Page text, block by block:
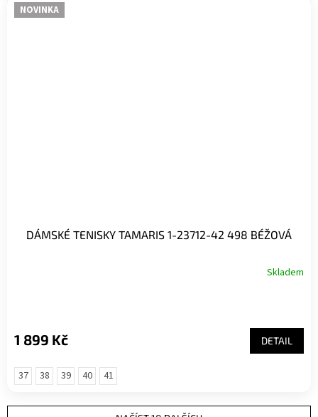
NOVINKA
DÁMSKÉ TENISKY TAMARIS 1-23712-42 498 BÉŽOVÁ
Skladem
1 899 Kč DETAIL
37 38 39 40 41